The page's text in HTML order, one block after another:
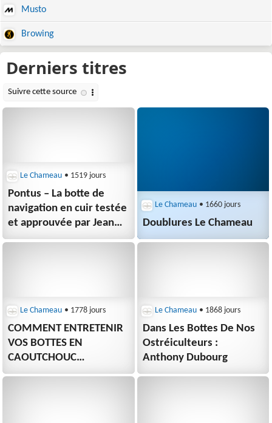
Musto
Browing
Le Chameau • 1519 jours
Pontus – La botte de
navigation en cuir testée
et approuvée par Jean
Le Cam
Le Chameau • 1660 jours
Doublures Le Chameau
Le Chameau • 1778 jours
COMMENT ENTRETENIR
VOS BOTTES EN
CAOUTCHOUC
LE CHAMEAU
Le Chameau • 1868 jours
Dans Les Bottes De Nos
Ostréiculteurs :
Anthony Dubourg